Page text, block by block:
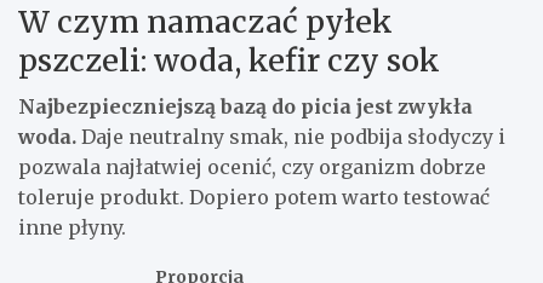
W czym namaczać pyłek
pszczeli: woda, kefir czy sok
Najbezpieczniejszą bazą do picia jest zwykła
woda. Daje neutralny smak, nie podbija słodyczy i
pozwala najłatwiej ocenić, czy organizm dobrze
toleruje produkt. Dopiero potem warto testować
inne płyny.
Proporcja